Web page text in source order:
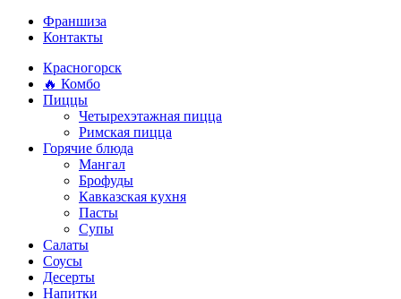
Франшиза
Контакты
Красногорск
🔥 Комбо
Пиццы
Четырехэтажная пицца
Римская пицца
Горячие блюда
Мангал
Брофуды
Кавказская кухня
Пасты
Супы
Салаты
Соусы
Десерты
Напитки